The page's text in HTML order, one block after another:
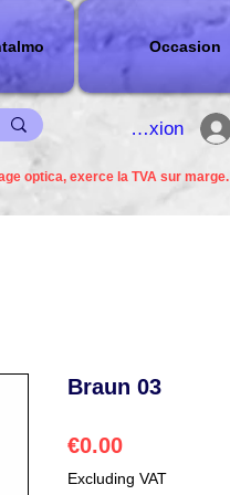
Occasion
connexion
optica, exerce la TVA sur marge.
Braun 03
€0.00Price
Excluding VAT